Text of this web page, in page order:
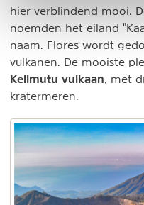
hier verblindend mooi.
noemden het eiland
naam. Flores wordt
vulkanen. De mooiste
Kelimutu vulkaan, met
kratermeren.